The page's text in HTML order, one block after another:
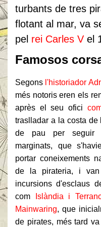
turbants de tres
flotant al mar, va
pel rei Carles V el
Famosos
Segons l'historiador
més notoris eren els
après el seu ofici
traslladar a la costa de
de pau per seguir
marginats, que
portar coneixements
de la pirateria, i van
incursions d'esclaus
com
Islàndia i
Mainwaring, que
de pirates, més tard